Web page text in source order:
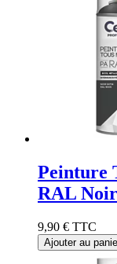
Peinture
RAL
9,90 € TTC
Ajouter au